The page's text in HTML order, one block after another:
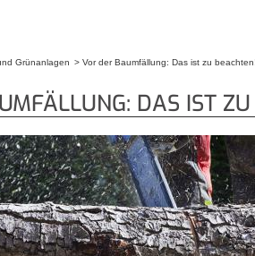
Grünanlagen Vor der Baumfällung: Das ist zu
DAS IST